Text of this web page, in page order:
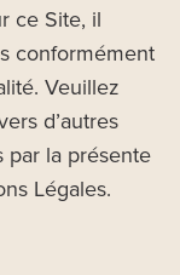
ce Site, il
conformément
Veuillez
d’autres
par la présente
Légales.